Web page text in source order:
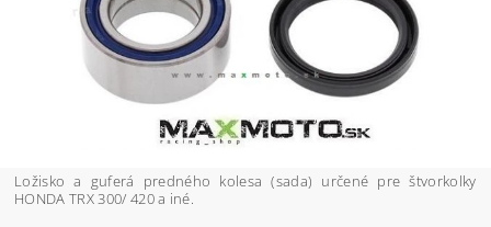
Ložisko a guferá predného kolesa (sada) určené pre štvorkolky
HONDA TRX 300/ 420 a iné.